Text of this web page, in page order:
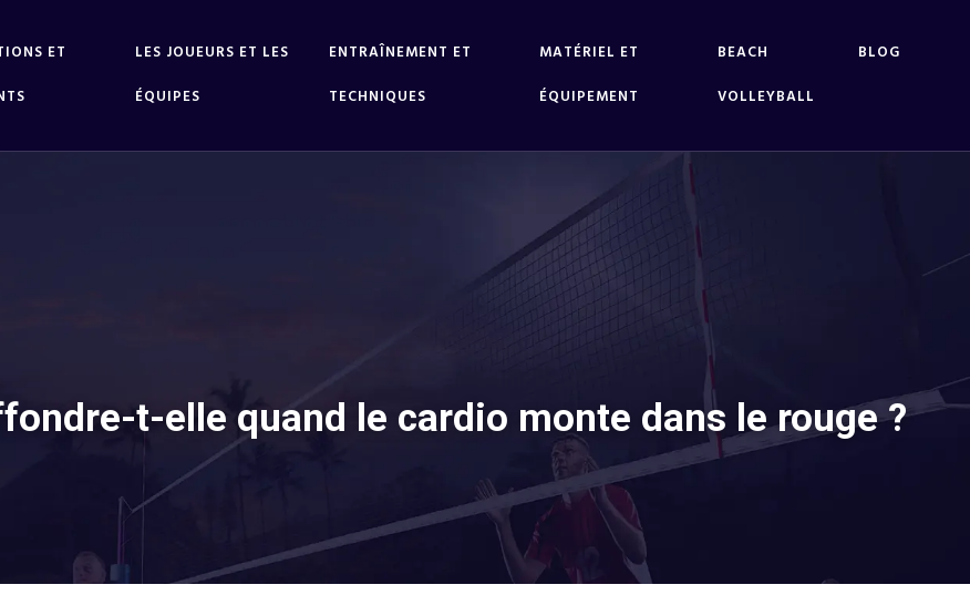
ET
LES JOUEURS ET LES
ÉQUIPES
ENTRAÎNEMENT ET
TECHNIQUES
MATÉRIEL ET
ÉQUIPEMENT
BEACH
VOLLEYBALL
BLOG
t-elle quand le cardio monte dans le rouge ?